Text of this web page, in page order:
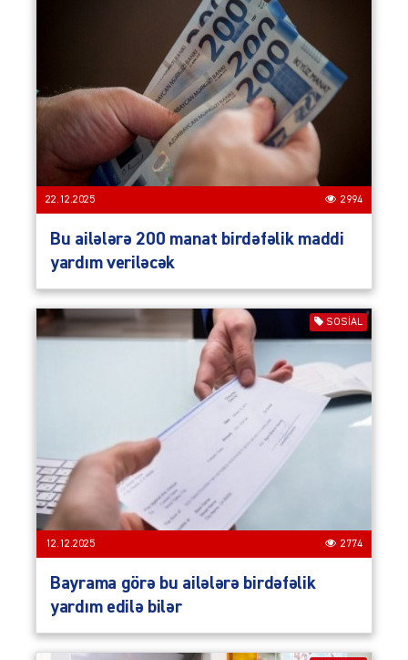
22.12.2025 2994
Bu ailələrə 200 manat birdəfəlik maddi
yardım veriləcək
SOSIAL
12.12.2025 2774
Bayrama görə bu ailələrə birdəfəlik
yardım edilə bilər